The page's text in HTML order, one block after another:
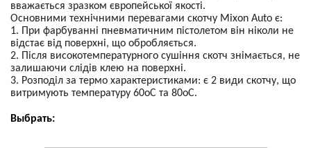
вважається зразком європейської якості.
Основними технічними перевагами скотчу Mixon Auto є:
1. При фарбуванні пневматичним пістолетом він ніколи не
відстає від поверхні, що обробляється.
2. Після високотемпературного сушіння скотч знімається, не
залишаючи слідів клею на поверхні.
3. Розподіл за термо характеристиками: є 2 види скотчу, що
витримують температуру 60оС та 80оС.
Выбрать: